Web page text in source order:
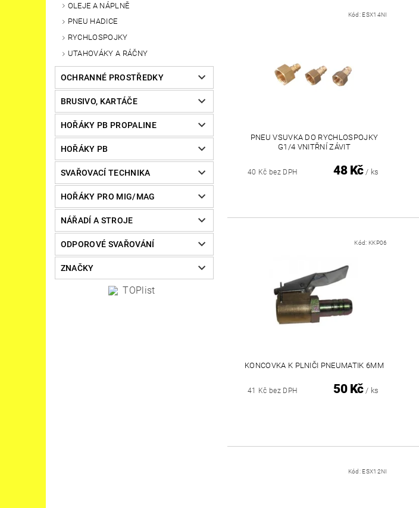
OLEJE A NÁPLNĚ
PNEU HADICE
RYCHLOSPOJKY
UTAHOVÁKY A RÁČNY
OCHRANNÉ PROSTŘEDKY
BRUSIVO, KARTÁČE
HOŘÁKY PB PROPALINE
HOŘÁKY PB
SVAŘOVACÍ TECHNIKA
HOŘÁKY PRO MIG/MAG
NÁŘADÍ A STROJE
ODPOROVÉ SVAŘOVÁNÍ
ZNAČKY
Kód: ESX14NI
PNEU VSUVKA DO RYCHLOSPOJKY
G1/4 VNITŘNÍ ZÁVIT
40 Kč bez DPH 48 Kč / ks
Kód: KKP06
KONCOVKA K PLNIČI PNEUMATIK 6MM
41 Kč bez DPH 50 Kč / ks
Kód: ESX12NI